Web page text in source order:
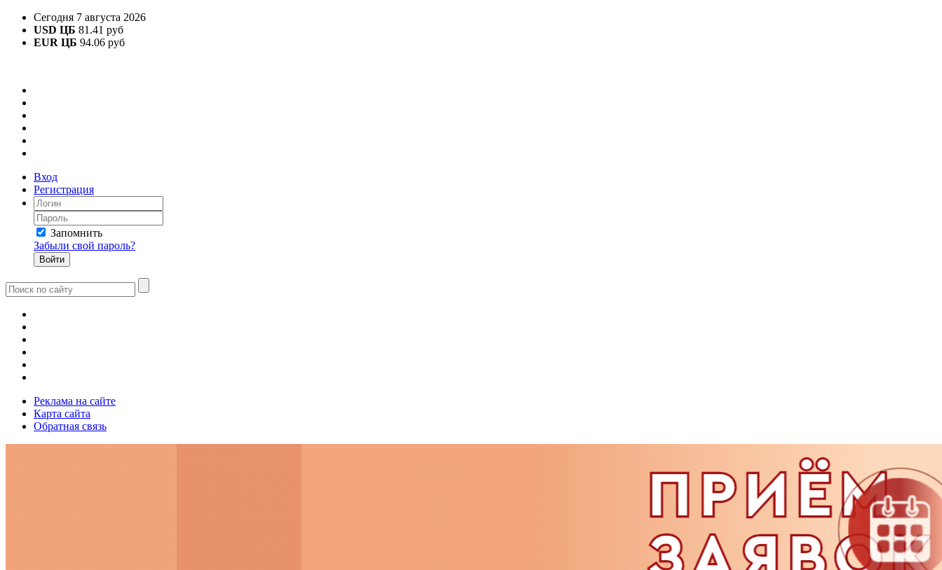
Сегодня 7 августа 2026
USD ЦБ 81.41 руб
EUR ЦБ 94.06 руб
Вход
Регистрация
Запомнить
Забыли свой пароль?
Реклама на сайте
Карта сайта
Обратная связь